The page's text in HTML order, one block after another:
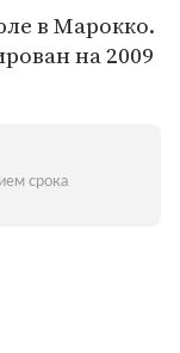
в Марокко.
на 2009
срока